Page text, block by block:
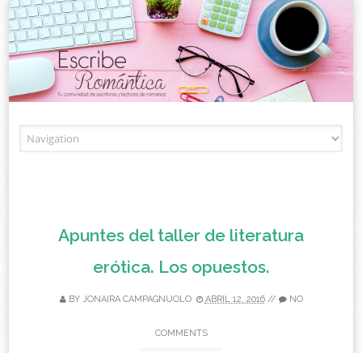
Apuntes del taller de literatura
erótica. Los opuestos.
BY JONAIRA CAMPAGNUOLO ABRIL 12, 2016// NO
COMMENTS